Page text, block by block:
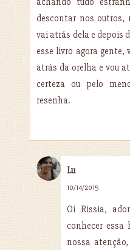
descontar nos outros,
vai atrás dela e depois
esse livro agora gente,
atrás da orelha e vou
certeza ou pelo
resenha.
Lu
10/14/2015
Oi Rissia,
conhecer
nossa